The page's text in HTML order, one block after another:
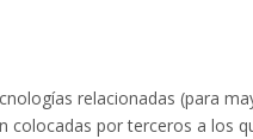
relacionadas (para
colocadas por terceros a los